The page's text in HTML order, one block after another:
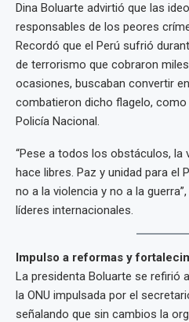
Dina Boluarte advirtió que las
responsables de los peores
Recordó que el Perú sufrió
de terrorismo que cobraron
ocasiones, buscaban convertir
combatieron dicho flagelo,
Policía Nacional.
“Pese a todos los obstáculos, la
hace libres. Paz y unidad para el
no a la violencia y no a la
líderes internacionales.
Impulso a reformas y
La presidenta Boluarte se refirió
la ONU impulsada por el
señalando que sin cambios la